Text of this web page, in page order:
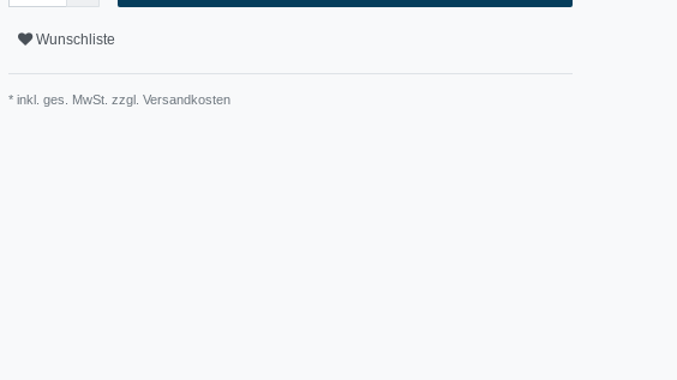
Wunschliste
* inkl. ges. MwSt. zzgl. Versandkosten